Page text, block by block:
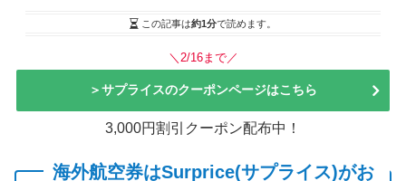
この記事は約1分で読めます。
＼2/16まで／
＞サプライスのクーポンページはこちら
3,000円割引クーポン配布中！
海外航空券はSurprice(サプライス)がお